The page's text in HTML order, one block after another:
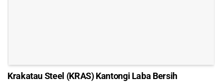
Krakatau Steel (KRAS) Kantongi Laba Bersih